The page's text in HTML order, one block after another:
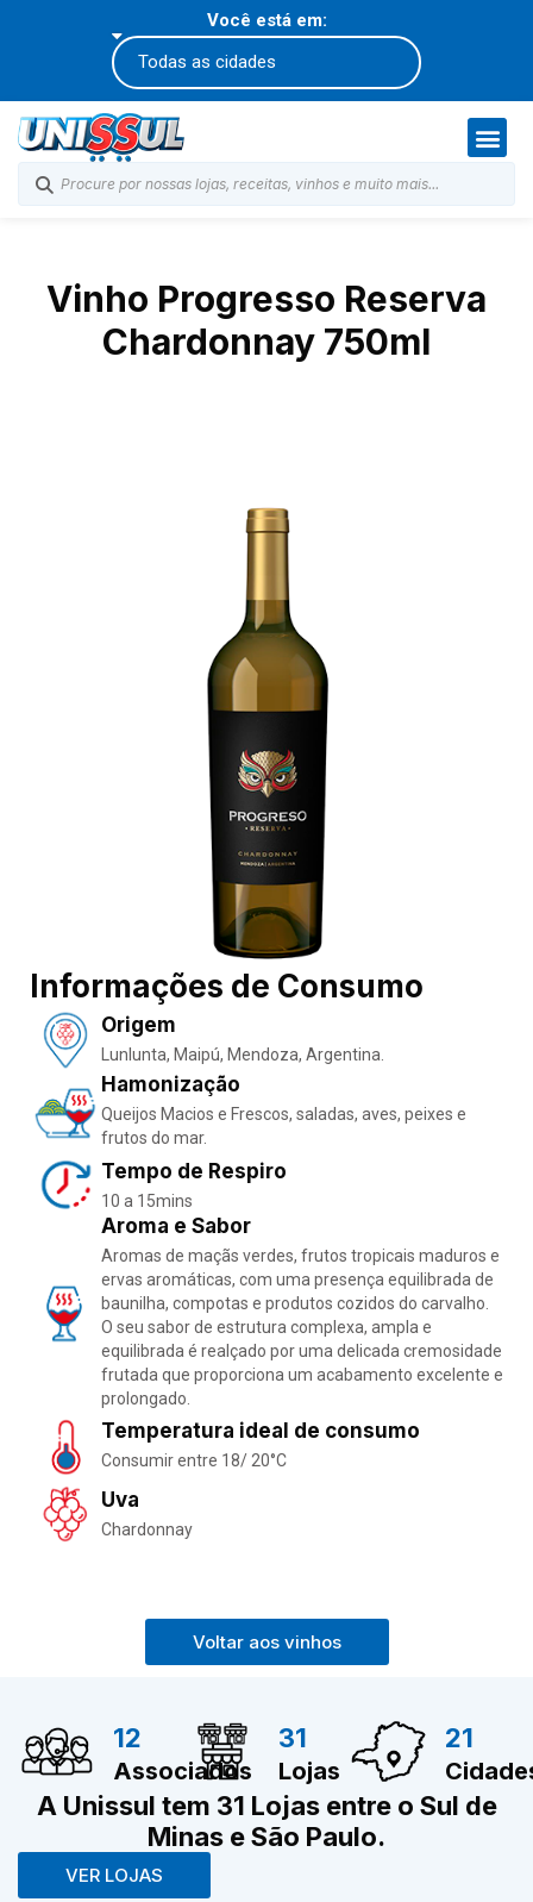
Você está em:
Vinho Progresso Reserva
Chardonnay 750ml
Informações de Consumo
Origem
Lunlunta, Maipú, Mendoza, Argentina.
Hamonização
Queijos Macios e Frescos, saladas, aves, peixes e
frutos do mar.
Tempo de Respiro
10 a 15mins
Aroma e Sabor
Aromas de maçãs verdes, frutos tropicais maduros e
ervas aromáticas, com uma presença equilibrada de
baunilha, compotas e produtos cozidos do carvalho.
O seu sabor de estrutura complexa, ampla e
equilibrada é realçado por uma delicada cremosidade
frutada que proporciona um acabamento excelente e
prolongado.
Temperatura ideal de consumo
Consumir entre 18/ 20°C
Uva
Chardonnay
Voltar aos vinhos
12
Associados
31
Lojas
21
A Unissul tem 31 Lojas entre o Sul de
Minas e São Paulo.
VER LOJAS